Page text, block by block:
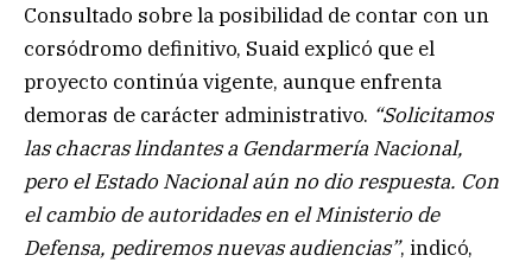
Consultado sobre la posibilidad de contar con un
corsódromo definitivo, Suaid explicó que el
proyecto continúa vigente, aunque enfrenta
demoras de carácter administrativo. “Solicitamos
las chacras lindantes a Gendarmería Nacional,
pero el Estado Nacional aún no dio respuesta. Con
el cambio de autoridades en el Ministerio de
Defensa, pediremos nuevas audiencias”, indicó,